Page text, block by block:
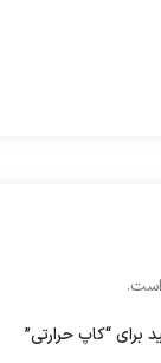
برای “کاپ حرارتی”